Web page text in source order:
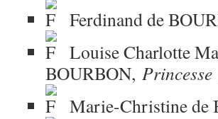
Ferdinand de
Louise Charlotte
BOURBON, Princesse
Marie-Christine de